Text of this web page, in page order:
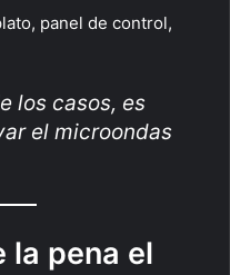
panel de control,
los casos, es
el microondas
la pena el